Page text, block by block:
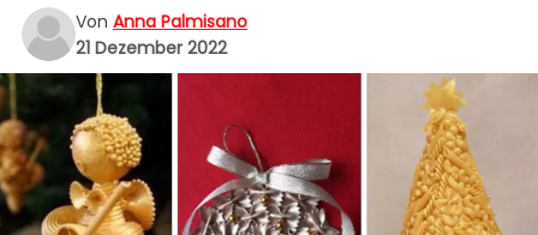
Von Anna Palmisano
21 Dezember 2022